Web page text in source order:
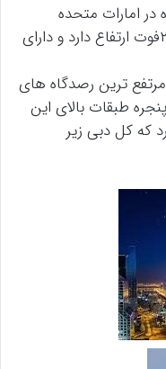
در امارات متحده
عربستان است. این برج بیش از ٢,٧۰۰فوت ارتفاع دارد و دارای
طبقه 125 و هم در طبقه 148، مرتفع ترین رصدگاه های
طبقات بالای این
که کل دبی زیر